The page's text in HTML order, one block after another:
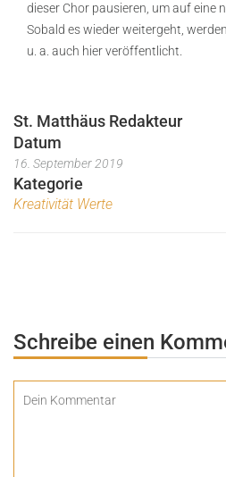
dieser Chor pausieren, um auf eine
Sobald es wieder weitergeht,
u. a. auch hier veröffentlicht.
St. Matthäus Redakteur
Datum
16. September 2019
Kategorie
Kreativität Werte
Schreibe einen